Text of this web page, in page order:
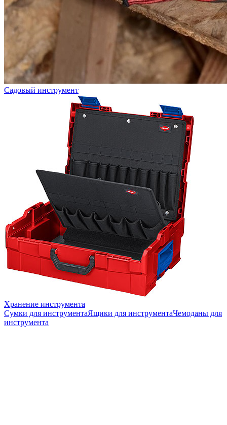
Садовый инструмент
Хранение инструмента
Сумки для инструментаЯщики для инструментаЧемоданы для
инструмента